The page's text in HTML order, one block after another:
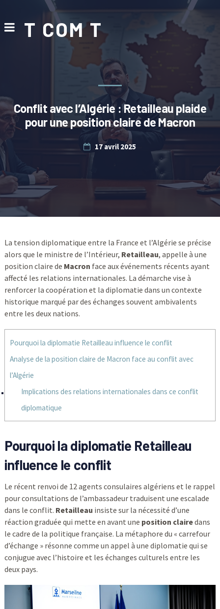
T COM T
Conflit avec l’Algérie : Retailleau plaide
pour une position claire de Macron
17 avril 2025
La tension diplomatique entre la France et l’Algérie se précise
alors que le ministre de l’Intérieur, Retailleau, appelle à une
position claire de Macron face aux événements récents ayant
affecté les relations internationales. La démarche vise à
renforcer la coopération et la diplomatie dans un contexte
historique marqué par des échanges souvent ambivalents
entre les deux nations.
Pourquoi la diplomatie Retailleau influence le conflit
Analyse de la position claire de Macron face au conflit avec
l’Algérie
Implications des relations internationales dans ce conflit
diplomatique
Pourquoi la diplomatie Retailleau
influence le conflit
Le récent renvoi de 12 agents consulaires algériens et le rappel
pour consultations de l’ambassadeur traduisent une escalade
dans le conflit. Retailleau insiste sur la nécessité d’une
réaction graduée qui mette en avant une position clairedans
le cadre de la politique française. La métaphore du « carrefour
d’échange » résonne comme un appel à une diplomatie qui se
conjugue avec l’histoire et les échanges culturels entre les
deux pays.